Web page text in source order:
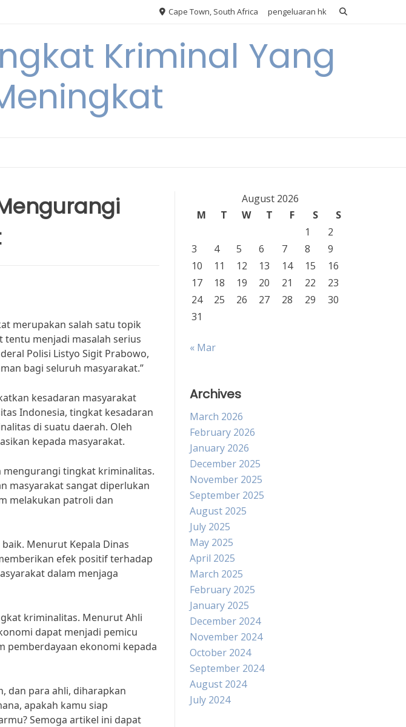
Cape Town, South Africa pengeluaran hk
Kriminal Yang
merupakan salah satu topik
menjadi masalah serius
Polisi Listyo Sigit Prabowo,
bagi seluruh masyarakat.”
kesadaran masyarakat
Indonesia, tingkat kesadaran
di suatu daerah. Oleh
kepada masyarakat.
mengurangi tingkat kriminalitas.
masyarakat sangat diperlukan
melakukan patroli dan
Menurut Kepala Dinas
efek positif terhadap
dalam menjaga
kriminalitas. Menurut Ahli
dapat menjadi pemicu
pemberdayaan ekonomi kepada
dan para ahli, diharapkan
apakah kamu siap
Semoga artikel ini dapat
August 2026
M
T W T F S
S
1
2
3
4 5 6 7 8
9
10
11 12 13 14 15
16
17
18 19 20 21 22
23
24
25 26 27 28 29
30
31
« Mar
Archives
March 2026
February 2026
January 2026
December 2025
November 2025
September 2025
August 2025
July 2025
May 2025
April 2025
March 2025
February 2025
January 2025
December 2024
November 2024
October 2024
September 2024
August 2024
July 2024